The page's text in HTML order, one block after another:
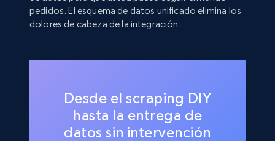
pedidos. El esquema de datos unificado elimina los
dolores de cabeza de la integración.
Desde el scraping DIY
hasta la entrega de
datos sin intervención